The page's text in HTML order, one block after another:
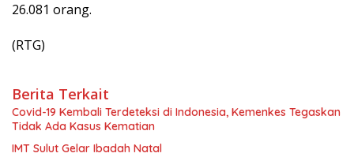
26.081 orang.
(RTG)
Berita Terkait
Covid-19 Kembali Terdeteksi di Indonesia, Kemenkes Tegaskan
Tidak Ada Kasus Kematian
IMT Sulut Gelar Ibadah Natal